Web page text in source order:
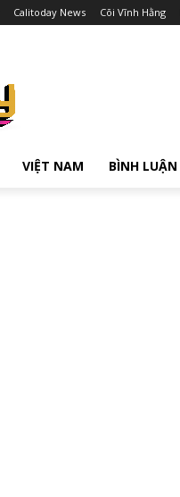
Calitoday News Cõi Vĩnh Hằng
VIỆT NAM BÌNH LUẬN